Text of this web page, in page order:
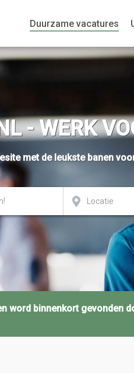
Duurzame vacatures
- WERK
met de leukste banen
word binnenkort gevonden